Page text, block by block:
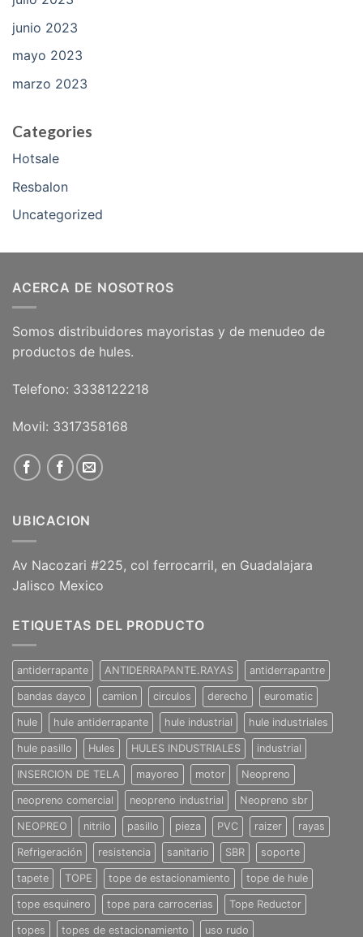
junio 2023
mayo 2023
marzo 2023
Categories
Hotsale
Resbalon
Uncategorized
ACERCA DE NOSOTROS
Somos distribuidores mayoristas y de menudeo de
productos de hules.
Telefono: 3338122218
Movil: 3317358168
UBICACION
Av Nacozari #225, col ferrocarril, en Guadalajara
Jalisco Mexico
ETIQUETAS DEL PRODUCTO
antiderrapante ANTIDERRAPANTE.RAYAS antiderrapantre
bandas dayco camion circulos derecho euromatic
hule hule antiderrapante hule industrial hule industriales
hule pasillo Hules HULES INDUSTRIALES industrial
INSERCION DE TELA mayoreo motor Neopreno
neopreno comercial neopreno industrial Neopreno sbr
NEOPREO nitrilo pasillo pieza PVC raizer rayas
Refrigeración resistencia sanitario SBR soporte
tapete TOPE tope de estacionamiento tope de hule
tope esquinero tope para carrocerias Tope Reductor
topes topes de estacionamiento uso rudo